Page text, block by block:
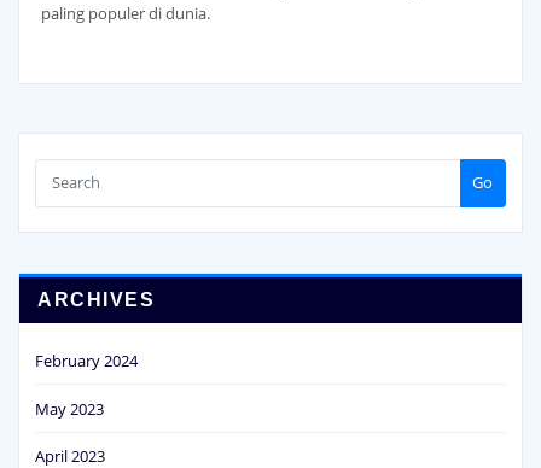
paling populer di dunia.
Go
ARCHIVES
February 2024
May 2023
April 2023